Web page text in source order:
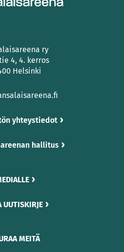
ry
4, 4. kerros
Helsinki
yhteystiedot
hallitus
UUTISKIRJE
MEITÄ